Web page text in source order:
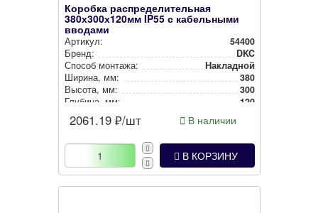
Коробка распределительная
380х300х120мм IP55 с кабельными
вводами
Артикул:
54400
Бренд:
DKC
Способ монтажа:
Накладной
Ширина, мм:
380
Высота, мм:
300
Глубина, мм:
120
Степень защиты:
Цвет:
Серый
2061.19 ₽/шт В наличии
В КОРЗИНУ